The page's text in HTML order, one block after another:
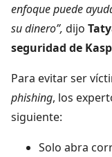
enfoque puede
su dinero”, dijo
seguridad de
Para evitar ser
phishing, los
siguiente:
Solo abra